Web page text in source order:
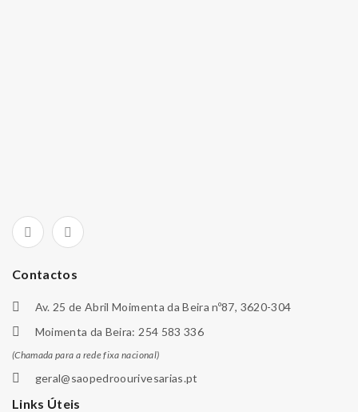
Contactos
Av. 25 de Abril Moimenta da Beira nº87, 3620-304
Moimenta da Beira: 254 583 336
(Chamada para a rede fixa nacional)
geral@saopedroourivesarias.pt
Links Úteis